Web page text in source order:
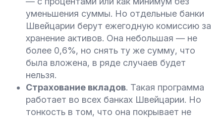
уменьшения суммы. Но отдельные банки
Швейцарии берут ежегодную комиссию за
хранение активов. Она небольшая — не
более 0,6%, но снять ту же сумму, что
была вложена, в ряде случаев будет
нельзя.
Страхование вкладов. Такая программа
работает во всех банках Швейцарии. Но
тонкость в том, что она покрывает не